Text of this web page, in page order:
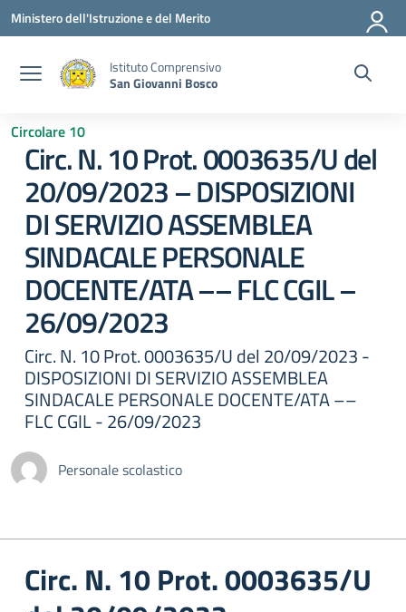
Vai ai contenuti
Vai al menu di navigazione
Vai al footer
Ministero dell'Istruzione e del Merito
Istituto Comprensivo
San Giovanni Bosco
Circolare 10
Circ. N. 10 Prot. 0003635/U del
20/09/2023 – DISPOSIZIONI
DI SERVIZIO ASSEMBLEA
SINDACALE PERSONALE
DOCENTE/ATA –– FLC CGIL –
26/09/2023
Circ. N. 10 Prot. 0003635/U del 20/09/2023 -
DISPOSIZIONI DI SERVIZIO ASSEMBLEA
SINDACALE PERSONALE DOCENTE/ATA ––
FLC CGIL - 26/09/2023
Personale scolastico
Circ. N. 10 Prot. 0003635/U